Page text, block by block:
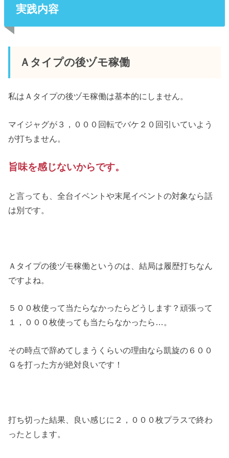
実践内容
Ａタイプの後ヅモ稼働
私はＡタイプの後ヅモ稼働は基本的にしません。
マイジャグが３，０００回転でバケ２０回引いていよう
が打ちません。
旨味を感じないからです。
と言っても、全台イベントや末尾イベントの対象なら話
は別です。
Ａタイプの後ヅモ稼働というのは、結局は履歴打ちなん
ですよね。
５００枚使って当たらなかったらどうします？頑張って
１，０００枚使っても当たらなかったら…。
その時点で辞めてしまうくらいの理由なら凱旋の６００
Ｇを打った方が絶対良いです！
打ち切った結果、良い感じに２，０００枚プラスで終わ
ったとします。